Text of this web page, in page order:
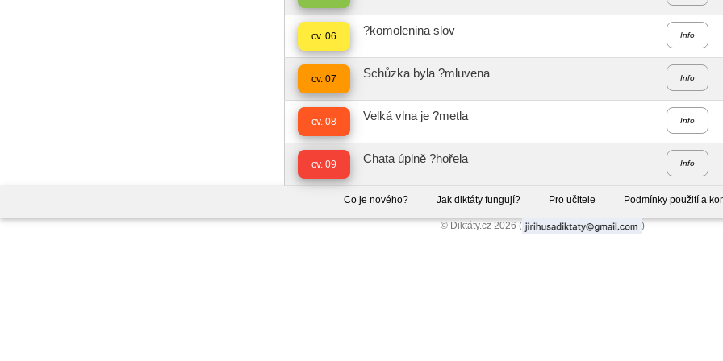
cv. 06 ?komolenina slov Info
cv. 07 Schůzka byla ?mluvena Info
cv. 08 Velká vlna je ?metla Info
cv. 09 Chata úplně ?hořela Info
Co je nového? Jak diktáty fungují? Pro učitele Podmínky použití a
© Diktáty.cz 2026 ( )